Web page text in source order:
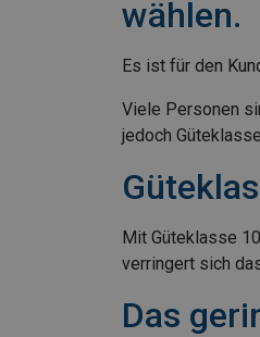
wählen.
Es ist für den
Viele Personen
jedoch
Mit Güteklasse
verringert sich
Das